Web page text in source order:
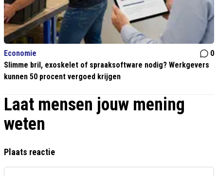
Economie
0
Slimme bril, exoskelet of spraaksoftware nodig? Werkgevers
kunnen 50 procent vergoed krijgen
Laat mensen jouw mening
weten
Plaats reactie